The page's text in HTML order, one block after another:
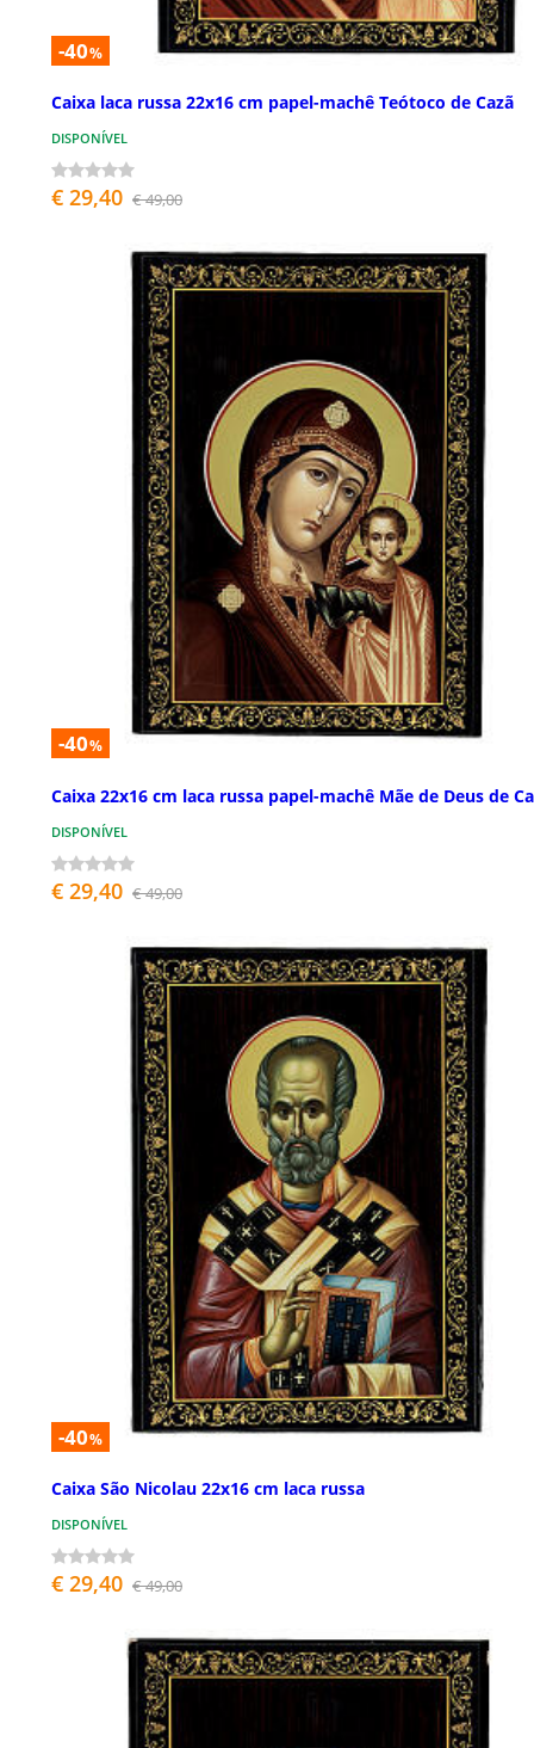
-40%
Caixa laca russa 22x16 cm papel-machê Teótoco de Cazã
DISPONÍVEL
€ 29,40 € 49,00
-40%
Caixa 22x16 cm laca russa papel-machê Mãe de Deus de
DISPONÍVEL
€ 29,40 € 49,00
-40%
Caixa São Nicolau 22x16 cm laca russa
DISPONÍVEL
€ 29,40 € 49,00